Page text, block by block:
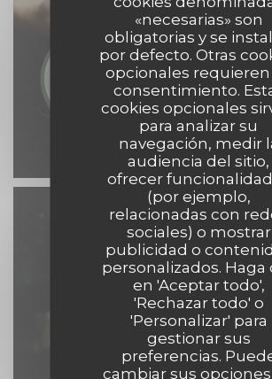
«necesarias» son
obligatorias y se
por defecto. Otras
opcionales requieren
consentimiento.
cookies opcionales
para analizar su
navegación, medir
audiencia del sitio,
ofrecer
(por ejemplo,
relacionadas con
sociales) o mostrar
publicidad o
personalizados. Haga
en 'Aceptar todo',
'Rechazar todo' o
'Personalizar' para
gestionar sus
preferencias.
cambiar sus